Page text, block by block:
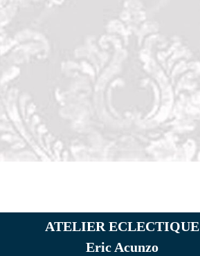
ATELIER ECLECTIQUE
Eric Acunzo